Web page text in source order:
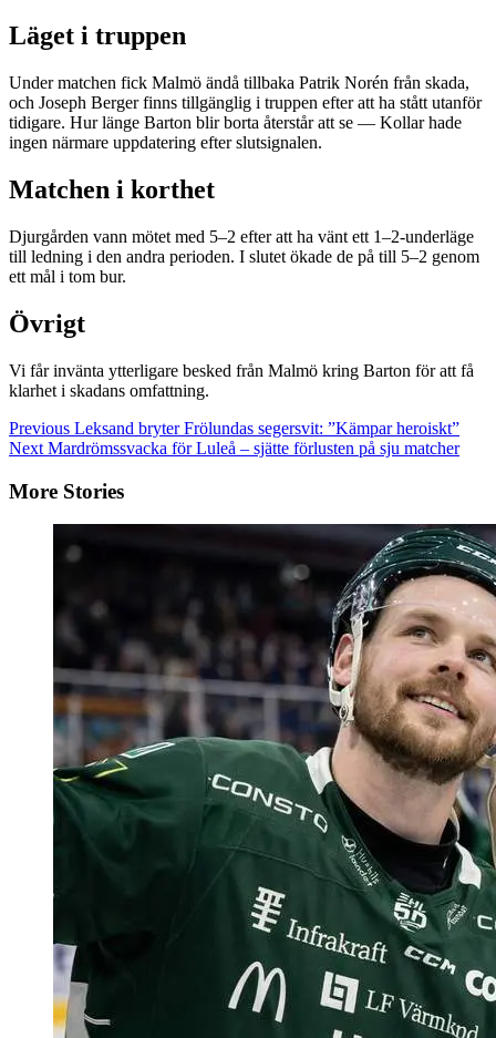
Läget i truppen
Under matchen fick Malmö ändå tillbaka Patrik Norén från skada,
och Joseph Berger finns tillgänglig i truppen efter att ha stått utanför
tidigare. Hur länge Barton blir borta återstår att se — Kollar hade
ingen närmare uppdatering efter slutsignalen.
Matchen i korthet
Djurgården vann mötet med 5–2 efter att ha vänt ett 1–2-underläge
till ledning i den andra perioden. I slutet ökade de på till 5–2 genom
ett mål i tom bur.
Övrigt
Vi får invänta ytterligare besked från Malmö kring Barton för att få
klarhet i skadans omfattning.
Continue
Reading
Previous Leksand bryter Frölundas segersvit: ”Kämpar heroiskt”
Next Mardrömssvacka för Luleå – sjätte förlusten på sju matcher
More Stories